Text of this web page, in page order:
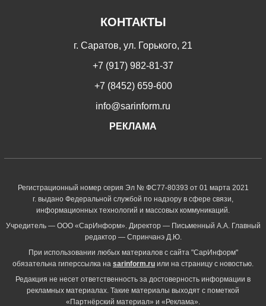
КОНТАКТЫ
г. Саратов, ул. Горького, 21
+7 (917) 982-81-37
+7 (8452) 659-600
info@sarinform.ru
РЕКЛАМА
Регистрационный номер серия Эл № ФС77-80393 от 01 марта 2021
г. выдано Федеральной службой по надзору в сфере связи,
информационных технологий и массовых коммуникаций.
Учредитель — ООО «СарИнформ». Директор — Письменный А.А. Главный
редактор — Спринчанэ Д.Ю.
При использовании любых материалов с сайта "СарИнформ"
обязательна гиперссылка на sarinform.ru или на страницу с новостью.
Редакция не несет ответственность за достоверность информации в
рекламных материалах. Такие материалы выходят с пометкой
«Партнёрский материал» и «Реклама».